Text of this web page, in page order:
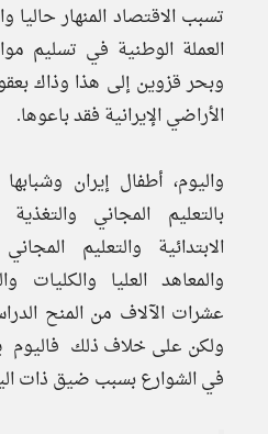
تسبب الاقتصاد المنهار
العملة الوطنية في تسليم
وبحر قزوين إلى هذا وذاك
الأراضي الإيرانية فقد باعوها.
واليوم، أطفال إيران
بالتعليم المجاني
الابتدائية والتعليم
والمعاهد العليا
عشرات الآلاف من المنح
ولكن على خلاف ذلك فاليوم
في الشوارع بسبب ضيق ذات